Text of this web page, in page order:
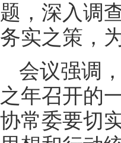
题，深入调
务实之策，
会议强调
之年召开的
协常委要切